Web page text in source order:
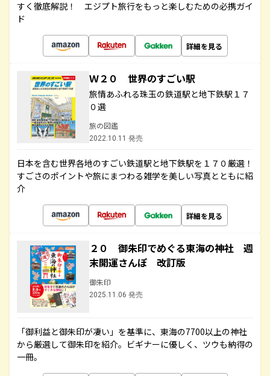
すく徹底解説！ エジプト旅行をもっと楽しむための必携ガイ
ド
詳細を見る
Ｗ２０ 世界のすごい駅
旅情あふれる珠玉の鉄道駅と地下鉄駅１７
０選
旅の図鑑
2022.10.11 発売
日本を含む世界各地のすごい鉄道駅と地下鉄駅を１７０厳選！
すごさのポイントや旅にまつわる雑学を美しい写真とともに紹
介
詳細を見る
２０ 御朱印でめぐる東海の神社 週
末開運さんぽ 改訂版
御朱印
2025.11.06 発売
「御利益と御朱印が凄い」を基準に、東海の7700以上の神社
から厳選して御朱印を紹介。ビギナーに優しく、ツウも納得の
一冊。